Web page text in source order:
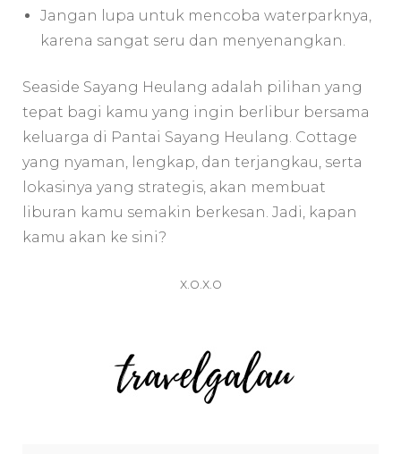
Jangan lupa untuk mencoba waterparknya,
karena sangat seru dan menyenangkan.
Seaside Sayang Heulang adalah pilihan yang
tepat bagi kamu yang ingin berlibur bersama
keluarga di Pantai Sayang Heulang. Cottage
yang nyaman, lengkap, dan terjangkau, serta
lokasinya yang strategis, akan membuat
liburan kamu semakin berkesan. Jadi, kapan
kamu akan ke sini?
x.o.x.o